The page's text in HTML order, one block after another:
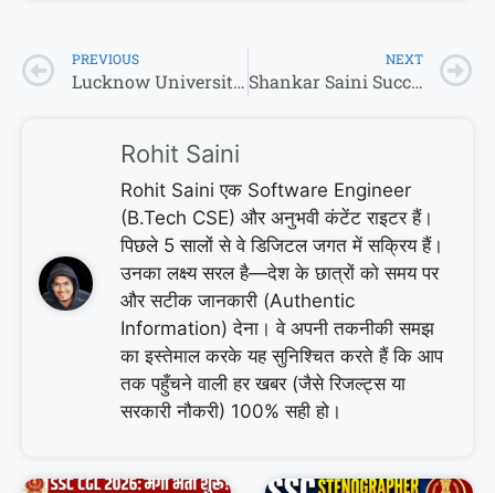
PREVIOUS
Lucknow University Admission 2026: एलयू में दाखिला चाहिए? तो ये 5 बातें जान लो वरना पछताओगे!
NEXT
Shankar Saini Success Story: 4 साल में माँ, 12 में पिता खोए—दादा-दादी ने पाला और आज पोता बन गया Delhi Police का जवान!
Rohit Saini
Rohit Saini एक Software Engineer
(B.Tech CSE) और अनुभवी कंटेंट राइटर हैं।
पिछले 5 सालों से वे डिजिटल जगत में सक्रिय हैं।
उनका लक्ष्य सरल है—देश के छात्रों को समय पर
और सटीक जानकारी (Authentic
Information) देना। वे अपनी तकनीकी समझ
का इस्तेमाल करके यह सुनिश्चित करते हैं कि आप
तक पहुँचने वाली हर खबर (जैसे रिजल्ट्स या
सरकारी नौकरी) 100% सही हो।